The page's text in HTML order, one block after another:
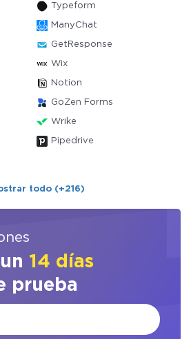
Typeform
ManyChat
GetResponse
Wix
Notion
GoZen Forms
Wrike
Pipedrive
todo (+216)
14 días
prueba